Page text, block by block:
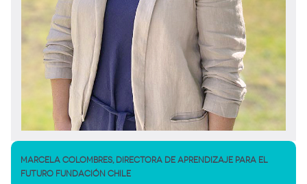
MARCELA COLOMBRES, DIRECTORA DE APRENDIZAJE PARA EL
FUTURO FUNDACIÓN CHILE